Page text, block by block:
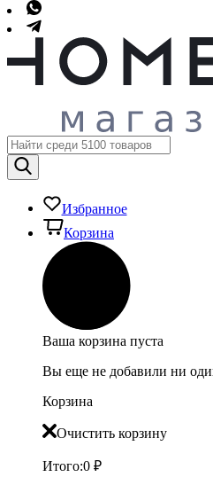
Избранное
Корзина
Ваша корзина пуста
Вы еще не добавили ни
Корзина
Очистить корзину
Итого:0 ₽